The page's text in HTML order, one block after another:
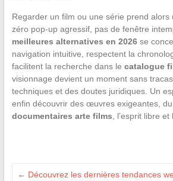
Regarder un film ou une série prend alors
zéro pop-up agressif, pas de fenêtre
meilleures alternatives en 2026se
navigation intuitive, respectent la
facilitent la recherche dans le catalogue
visionnage devient un moment sans
techniques et des doutes juridiques. Un
enfin découvrir des œuvres exigeantes, du
documentaires arte films , l’esprit libre
← Découvrez les dernières tendances